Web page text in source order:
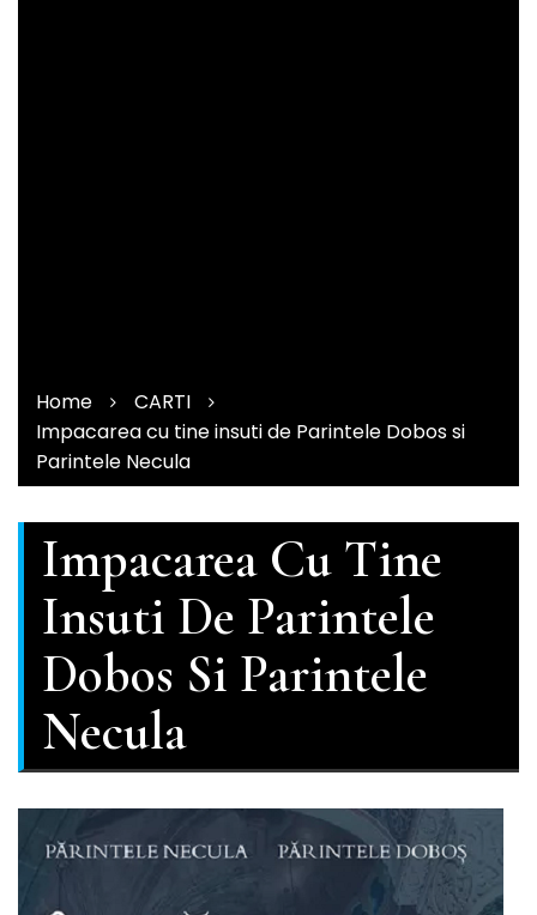
Home
CARTI
Impacarea cu tine insuti de Parintele Dobos si
Parintele Necula
Impacarea Cu Tine
Insuti De Parintele
Dobos Si Parintele
Necula